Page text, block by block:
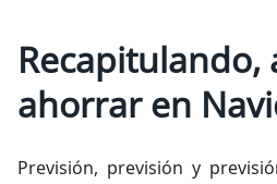
Recapitulando,
ahorrar en
Previsión, previsión y